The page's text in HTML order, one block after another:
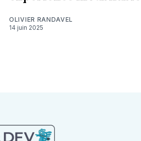
OLIVIER RANDAVEL
14 juin 2025